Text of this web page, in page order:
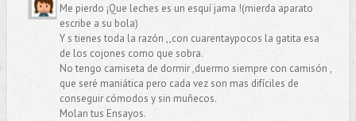
Me pierdo ¡Que leches es un esquí jama !(mierda aparato
escribe a su bola)
Y s tienes toda la razón ,,con cuarentaypocos la gatita esa
de los cojones como que sobra.
No tengo camiseta de dormir ,duermo siempre con camisón ,
que seré maniática pero cada vez son mas difíciles de
conseguir cómodos y sin muñecos.
Molan tus Ensayos.